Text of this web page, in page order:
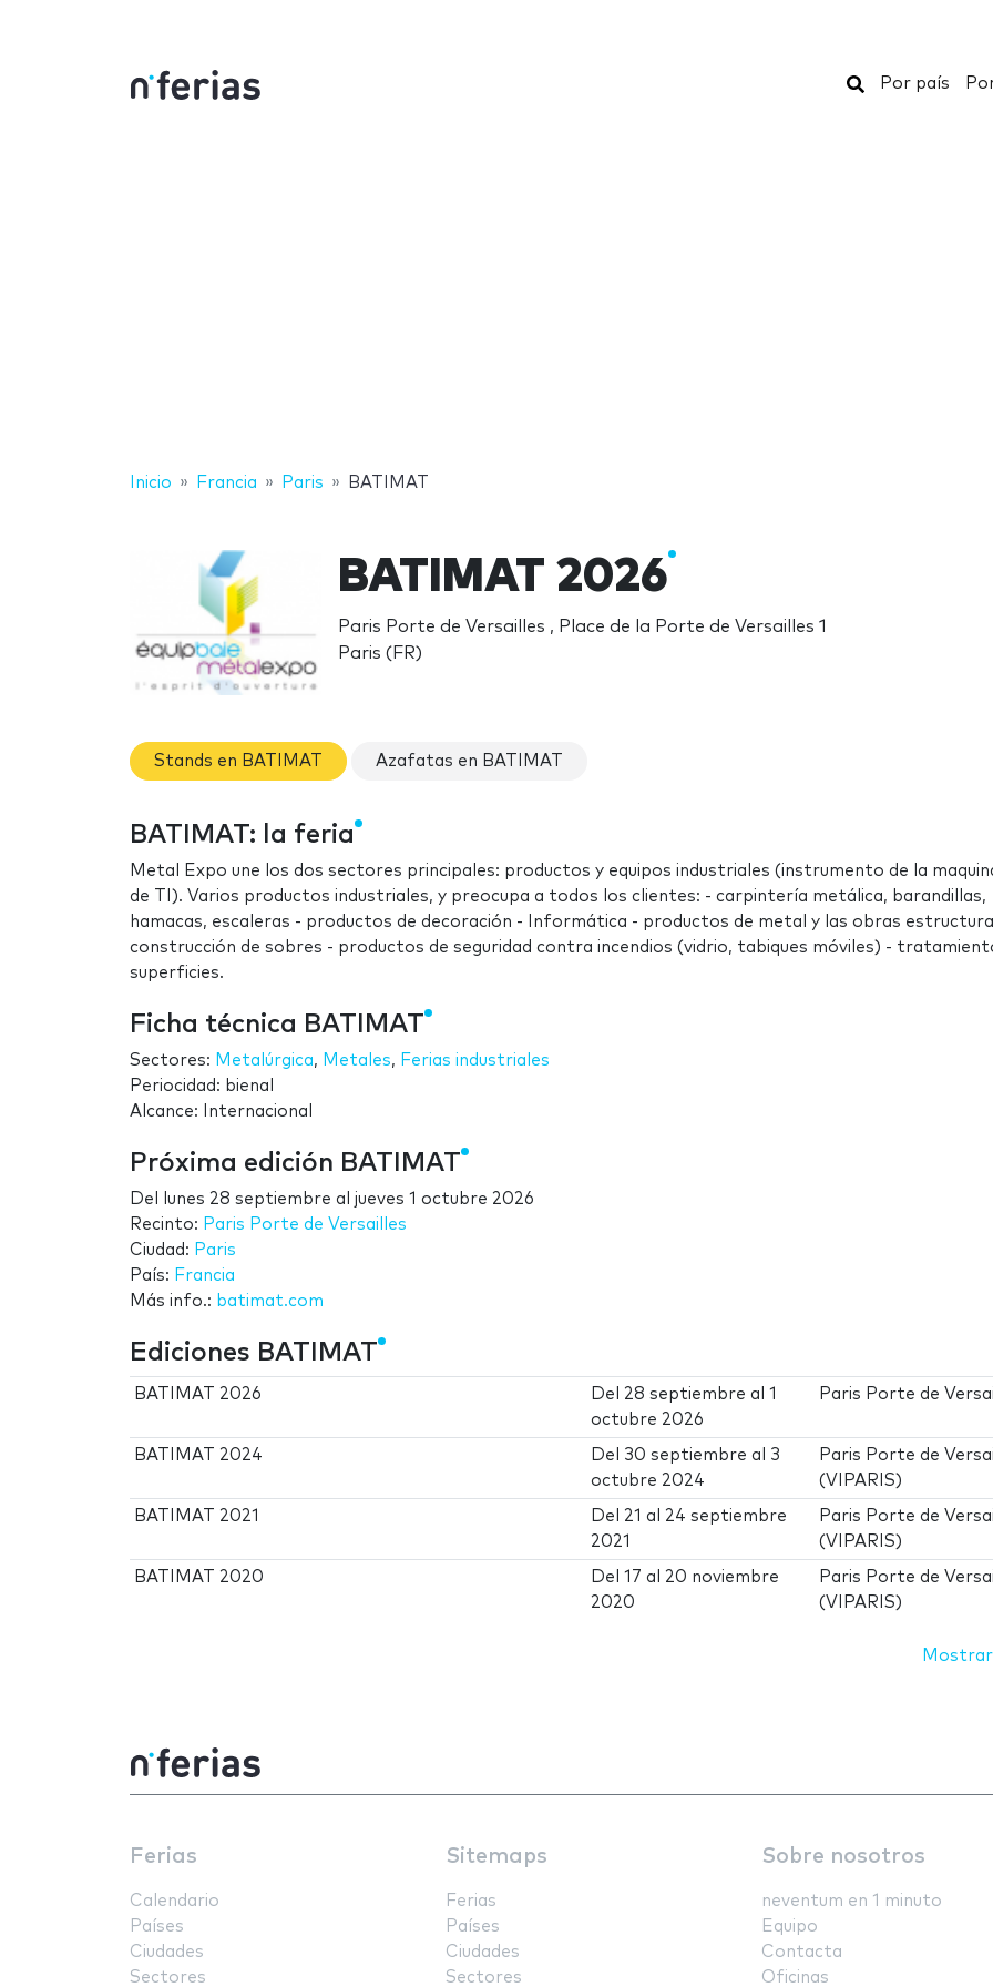
Buscar
Por país
Inicio Francia Paris BATIMAT
BATIMAT 2026
Paris Porte de Versailles , Place de la Porte de Versailles 1
Paris (FR)
Stands en BATIMAT Azafatas en BATIMAT
BATIMAT: la feria
Metal Expo une los dos sectores principales: productos y equipos industriales (instrumento de la
de TI). Varios productos industriales, y preocupa a todos los clientes: - carpintería metálica, barandillas,
hamacas, escaleras - productos de decoración - Informática - productos de metal y las obras
construcción de sobres - productos de seguridad contra incendios (vidrio, tabiques móviles) -
superficies.
Ficha técnica BATIMAT
Sectores: Metalúrgica, Metales, Ferias industriales
Periocidad: bienal
Alcance: Internacional
Próxima edición BATIMAT
Del lunes 28 septiembre al jueves 1 octubre 2026
Recinto: Paris Porte de Versailles
Ciudad: Paris
País: Francia
Más info.: batimat.com
Ediciones BATIMAT
BATIMAT 2026 Del 28 septiembre al1
octubre 2026
Paris Porte de
BATIMAT 2024 Del 30 septiembre al 3
octubre 2024
Paris Porte de
(VIPARIS)
BATIMAT 2021 Del 21 al 24 septiembre
2021
Paris Porte de
(VIPARIS)
BATIMAT 2020 Del17 al 20 noviembre
2020
Paris Porte de
(VIPARIS)
Mostrar
Ferias
Calendario
Países
Ciudades
Sectores
Sitemaps
Ferias
Países
Ciudades
Sectores
Sobre nosotros
neventum en 1 minuto
Equipo
Contacta
Oficinas